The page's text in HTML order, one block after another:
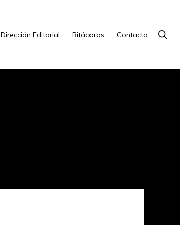
Dirección Editorial Bitácoras Contacto Show